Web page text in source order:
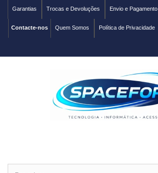
Envio e Pagamento
Trocas e Devoluções
Garantias
Política de Privacidade
Quem Somos
Contacte-nos